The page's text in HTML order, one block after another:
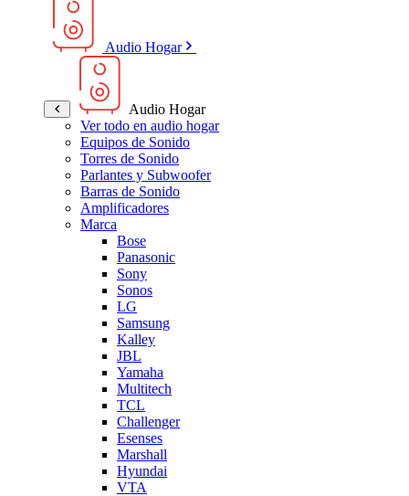
Audio Hogar
Audio Hogar
Ver todo en audio hogar
Equipos de Sonido
Torres de Sonido
Parlantes y Subwoofer
Barras de Sonido
Amplificadores
Marca
Bose
Panasonic
Sony
Sonos
LG
Samsung
Kalley
JBL
Yamaha
Multitech
TCL
Challenger
Esenses
Marshall
Hyundai
VTA